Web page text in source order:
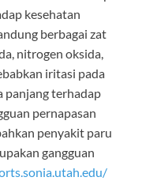
kesehatan
berbagai zat
nitrogen oksida,
iritasi pada
panjang terhadap
pernapasan
penyakit paru
gangguan